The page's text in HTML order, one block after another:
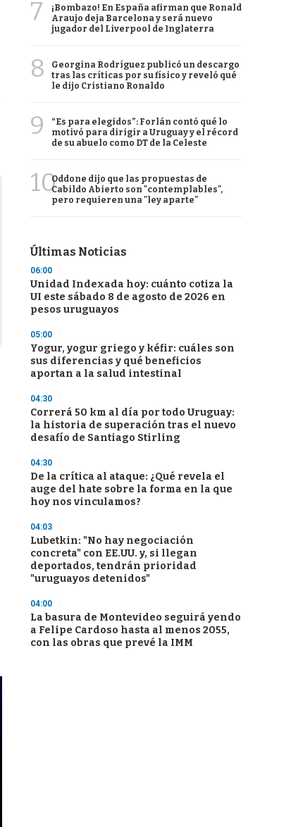
7
¡Bombazo! En España afirman que Ronald
Araujo deja Barcelona y será nuevo
jugador del Liverpool de Inglaterra
8
Georgina Rodríguez publicó un descargo
tras las críticas por su físico y reveló qué
le dijo Cristiano Ronaldo
9
“Es para elegidos”: Forlán contó qué lo
motivó para dirigir a Uruguay y el récord
de su abuelo como DT de la Celeste
10Oddone dijo que las propuestas de
Cabildo Abierto son "contemplables",
pero requieren una "ley aparte"
Últimas Noticias
06:00
Unidad Indexada hoy: cuánto cotiza la
UI este sábado 8 de agosto de 2026 en
pesos uruguayos
05:00
Yogur, yogur griego y kéfir: cuáles son
sus diferencias y qué beneficios
aportan a la salud intestinal
04:30
Correrá 50 km al día por todo Uruguay:
la historia de superación tras el nuevo
desafío de Santiago Stirling
04:30
De la crítica al ataque: ¿Qué revela el
auge del hate sobre la forma en la que
hoy nos vinculamos?
04:03
Lubetkin: "No hay negociación
concreta" con EE.UU. y, si llegan
deportados, tendrán prioridad
"uruguayos detenidos"
04:00
La basura de Montevideo seguirá yendo
a Felipe Cardoso hasta al menos 2055,
con las obras que prevé la IMM